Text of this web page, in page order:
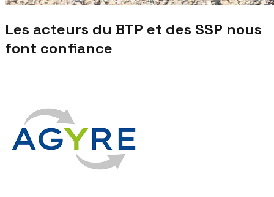
Les acteurs du BTP et des SSP nous
font confiance